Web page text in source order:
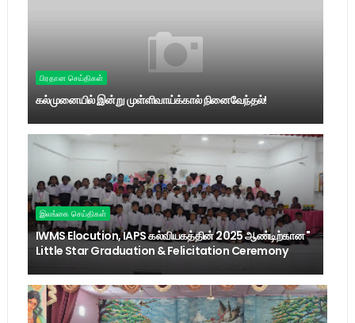
பிரதான செய்திகள்
கல்முனையில் இன்று முள்ளிவாய்க்கால் நினைவேந்தல்!
இலங்கை செய்திகள்
IWMS Elocution, IAPS கல்வியகத்தின் 2025 ஆண்டிற்கான "
Little Star Graduation & Felicitation Ceremony